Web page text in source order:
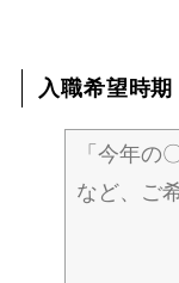
入職希望時期